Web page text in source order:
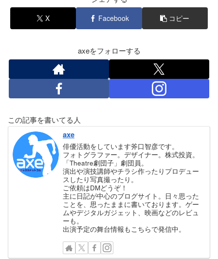
X Facebook コピー
axeをフォローする
この記事を書いてる人
axe
俳優活動をしています斧口智彦です。
フォトグラファー。デザイナー。株式投資。
「Theatre劇団子」劇団員。
演出や演技講師やチラシ作ったりプロデュー
スしたり写真撮ったり。
ご依頼はDMどうぞ！
主に日記が中心のブログサイト。日々思った
ことを、思ったままに書いております。ゲー
ムやデジタルガジェット、映画などのレビュ
ーも。
出演予定の舞台情報もこちらで発信中。